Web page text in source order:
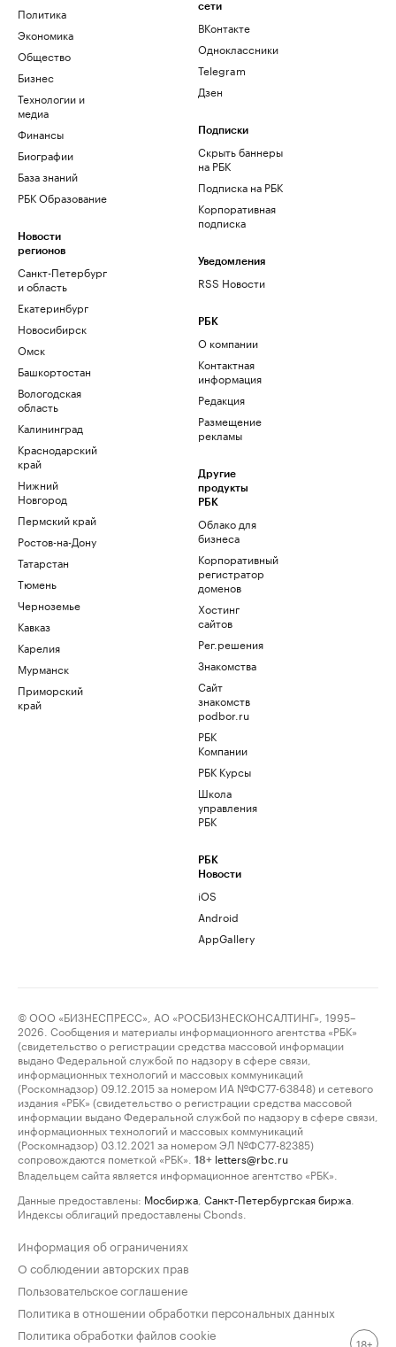
Политика
Экономика
Общество
Бизнес
Технологии и
медиа
Финансы
Биографии
База знаний
РБК Образование
Новости
регионов
Санкт-Петербург
и область
Екатеринбург
Новосибирск
Омск
Башкортостан
Вологодская
область
Калининград
Краснодарский
край
Нижний
Новгород
Пермский край
Ростов-на-Дону
Татарстан
Тюмень
Черноземье
Кавказ
Карелия
Мурманск
Приморский
край
сети
ВКонтакте
Одноклассники
Telegram
Дзен
Подписки
Скрыть баннеры
на РБК
Подписка на РБК
Корпоративная
подписка
Уведомления
RSS Новости
РБК
О компании
Контактная
информация
Редакция
Размещение
рекламы
Другие
продукты
РБК
Облако для
бизнеса
Корпоративный
регистратор
доменов
Хостинг
сайтов
Рег.решения
Знакомства
Сайт
знакомств
podbor.ru
РБК
Компании
РБК Курсы
Школа
управления
РБК
РБК
Новости
iOS
Android
AppGallery
© ООО «БИЗНЕСПРЕСС», АО «РОСБИЗНЕСКОНСАЛТИНГ», 1995–
2026. Сообщения и материалы информационного агентства «РБК»
(свидетельство о регистрации средства массовой информации
выдано Федеральной службой по надзору в сфере связи,
информационных технологий и массовых коммуникаций
(Роскомнадзор) 09.12.2015 за номером ИА №ФС77-63848) и сетевого
издания «РБК» (свидетельство о регистрации средства массовой
информации выдано Федеральной службой по надзору в сфере связи,
информационных технологий и массовых коммуникаций
(Роскомнадзор) 03.12.2021 за номером ЭЛ №ФС77-82385)
сопровождаются пометкой «РБК».
18+ letters@rbc.ru
Владельцем сайта является информационное агентство «РБК».
Данные предоставлены: Мосбиржа Санкт-Петербургская биржа
Индексы облигаций предоставлены Cbonds.
Информация об ограничениях
О соблюдении авторских прав
Пользовательское соглашение
Политика в отношении обработки персональных данных
Политика обработки файлов cookie
18+